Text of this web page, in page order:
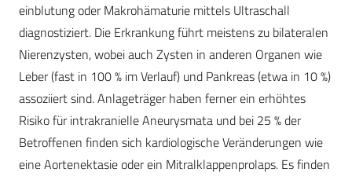
einblutung oder Makrohämaturie mittels Ultraschall
diagnostiziert. Die Erkrankung führt meistens zu bilateralen
Nierenzysten, wobei auch Zysten in anderen Organen wie
Leber (fast in 100 % im Verlauf) und Pankreas (etwa in 10 %)
assoziiert sind. Anlageträger haben ferner ein erhöhtes
Risiko für intrakranielle Aneurysmata und bei 25 % der
Betroffenen finden sich kardiologische Veränderungen wie
eine Aortenektasie oder ein Mitralklappenprolaps. Es finden